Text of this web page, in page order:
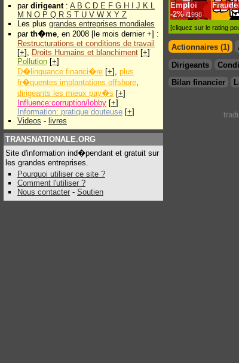
par dirigeant: A B C D E F G H J K L
M N O P Q R S T U V W X Y Z
Les plus grandes entreprises mondiales
par th�me, en 2008 [le mois dernier +] :
Restructurations et conditions de travail
[+], Droits Humains et blanchiment [+]
Pollution [+]
D�linquance financi�re [+], plus
fr�quentes implantations offshore,
dirigeants les mieux pay�s [+]
Influence:corruption/lobby [+]
Information: pratique douteuse [+]
Videos - livres
TRANSNATIONALE.ORG
Site d'information ind�pendant et gratuit sur
les grandes entreprises.
Pourquoi utiliser ce site ?
Comment l'utiliser ?
Nous contacter - Soutien
Emploi
-2% /1998
Fraude
[cliquez sur le rating
Actionnaires (1)
Dirigeants
Bilan financier